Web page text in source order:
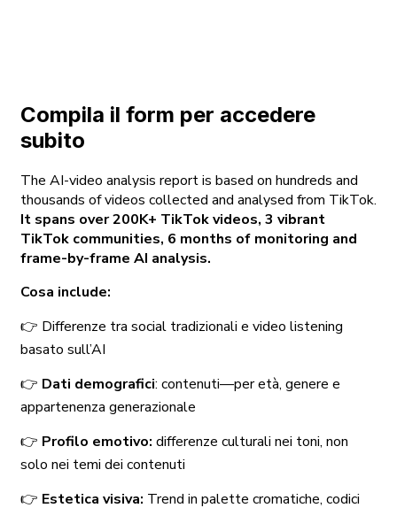
Compila il form per accedere
subito
The AI-video analysis report is based on hundreds and
thousands of videos collected and analysed from TikTok.
It spans over 200K+ TikTok videos, 3 vibrant
TikTok communities, 6 months of monitoring and
frame-by-frame AI analysis.
Cosa include:
👉 Differenze tra social tradizionali e video listening
basato sull’AI
👉 Dati demografici: contenuti—per età, genere e
appartenenza generazionale
👉 Profilo emotivo: differenze culturali nei toni, non
solo nei temi dei contenuti
👉 Estetica visiva: Trend in palette cromatiche, codici